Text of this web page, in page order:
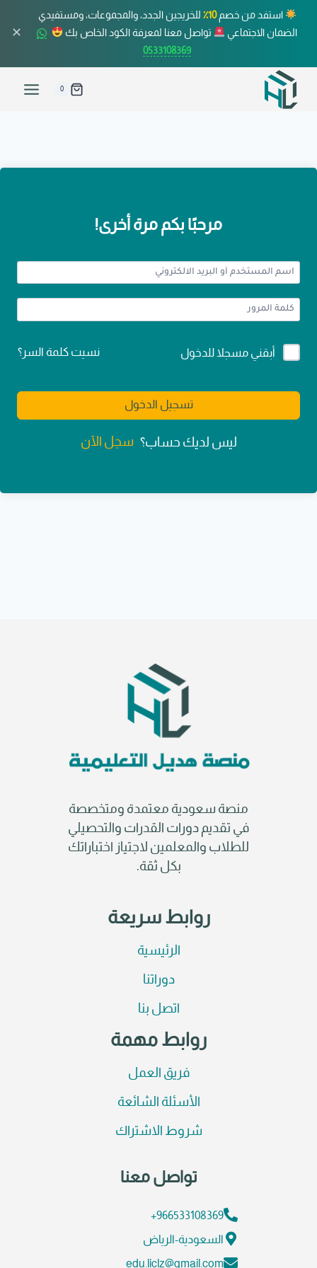
استفد من خصم10٪
للخريجين الجدد، والمجموعات، ومستفيدي
الضمان الاجتماعي
تواصل معنا لمعرفة الكود الخاص بك
0533108369
✕
0
مرحبًا بكم مرة أخرى!
Alternative:
أبقني مسجلا للدخول نسيت كلمة السر؟
تسجيل الدخول
ليس لديك حساب؟ سجل الآن
منصة سعودية معتمدة ومتخصصة
في تقديم دورات القدرات والتحصيلي
للطلاب والمعلمين لاجتياز اختباراتك
بكل ثقة.
روابط سريعة
الرئيسية
دوراتنا
اتصل بنا
روابط مهمة
فريق العمل
الأسئلة الشائعة
شروط الاشتراك
تواصل معنا
966533108369+
السعودية-الرياض
edu.liclz@gmail.com